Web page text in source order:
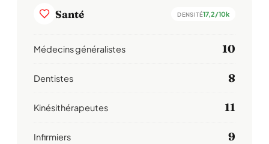
Santé DENSITÉ17,2/10k
Médecins généralistes 10
Dentistes 8
Kinésithérapeutes 11
Infirmiers 9